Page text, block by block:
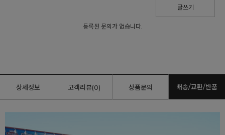
글쓰기
등록된 문의가 없습니다.
상세정보 고객리뷰(0) 상품문의 배송/교환/반품